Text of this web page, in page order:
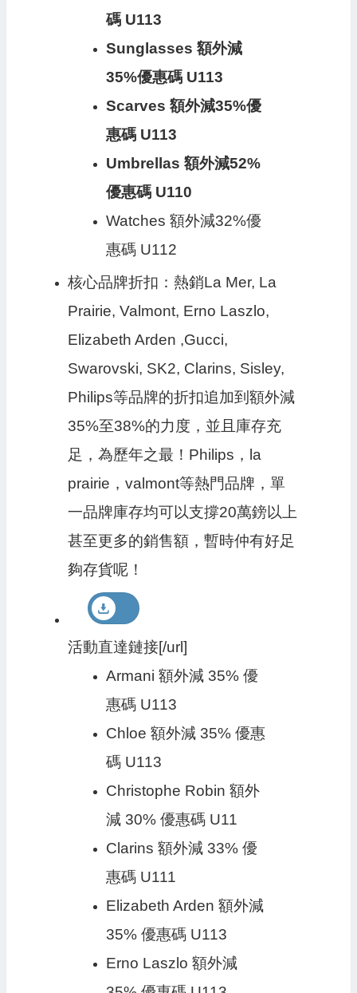
碼 U113
Sunglasses 額外減
35%優惠碼 U113
Scarves 額外減35%優
惠碼 U113
Umbrellas 額外減52%
優惠碼 U110
Watches 額外減32%優
惠碼 U112
核心品牌折扣：熱銷La Mer, La
Prairie, Valmont, Erno Laszlo,
Elizabeth Arden ,Gucci,
Swarovski, SK2, Clarins, Sisley,
Philips等品牌的折扣追加到額外減
35%至38%的力度，並且庫存充
足，為歷年之最！Philips，la
prairie，valmont等熱門品牌，單
一品牌庫存均可以支撐20萬鎊以上
甚至更多的銷售額，暫時仲有好足
夠存貨呢！
活動直達鏈接[/url]
Armani 額外減 35% 優
惠碼 U113
Chloe 額外減 35% 優惠
碼 U113
Christophe Robin 額外
減 30% 優惠碼 U11
Clarins 額外減 33% 優
惠碼 U111
Elizabeth Arden 額外減
35% 優惠碼 U113
Erno Laszlo 額外減